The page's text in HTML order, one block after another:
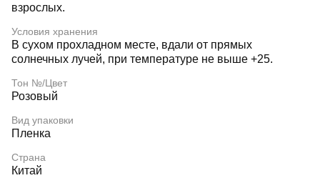
взрослых.
Условия хранения
В сухом прохладном месте, вдали от прямых
солнечных лучей, при температуре не выше +25.
Тон №/Цвет
Розовый
Вид упаковки
Пленка
Страна
Китай